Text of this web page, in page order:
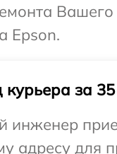
Вашего
Epson.
курьера за
инженер
адресу для